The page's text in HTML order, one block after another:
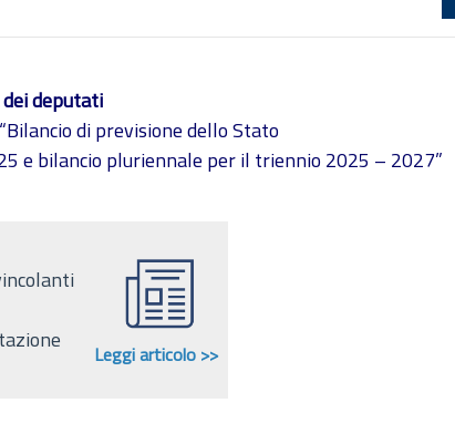
deputati
di previsione dello Stato
e bilancio pluriennale per il triennio 2025 – 2027”
Leggi articolo >>